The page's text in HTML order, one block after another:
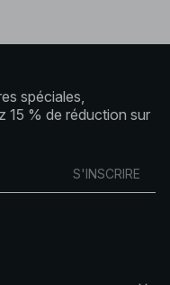
spéciales,
15 % de réduction sur
S'INSCRIRE